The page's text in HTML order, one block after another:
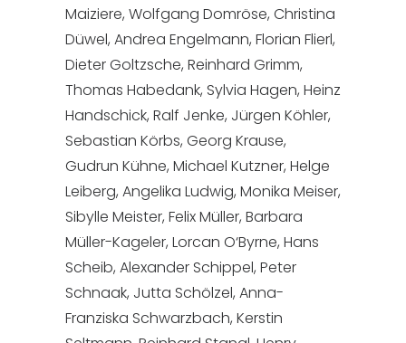
Maiziere, Wolfgang Domröse, Christina
Düwel, Andrea Engelmann, Florian Flierl,
Dieter Goltzsche, Reinhard Grimm,
Thomas Habedank, Sylvia Hagen, Heinz
Handschick, Ralf Jenke, Jürgen Köhler,
Sebastian Körbs, Georg Krause,
Gudrun Kühne, Michael Kutzner, Helge
Leiberg, Angelika Ludwig, Monika Meiser,
Sibylle Meister, Felix Müller, Barbara
Müller-Kageler, Lorcan O‘Byrne, Hans
Scheib, Alexander Schippel, Peter
Schnaak, Jutta Schölzel, Anna-
Franziska Schwarzbach, Kerstin